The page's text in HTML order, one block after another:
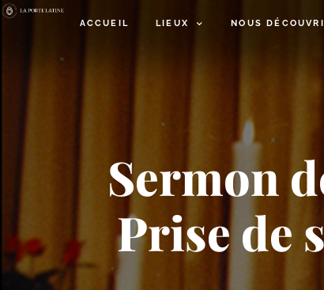
ACCUEIL LIEUX NOUS
Sermon
Prise de